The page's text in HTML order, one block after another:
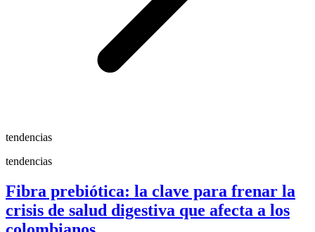
tendencias
tendencias
Fibra prebiótica: la clave para frenar la
crisis de salud digestiva que afecta a los